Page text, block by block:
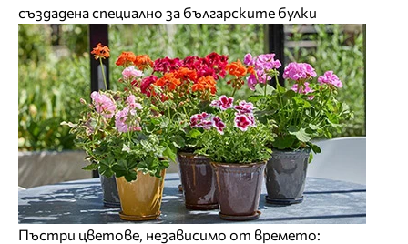
създадена специално за българските булки
Пъстри цветове, независимо от времето: